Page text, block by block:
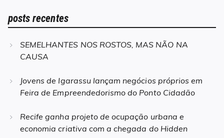
posts recentes
SEMELHANTES NOS ROSTOS, MAS NÃO NA
CAUSA
Jovens de Igarassu lançam negócios próprios em
Feira de Empreendedorismo do Ponto Cidadão
Recife ganha projeto de ocupação urbana e
economia criativa com a chegada do Hidden